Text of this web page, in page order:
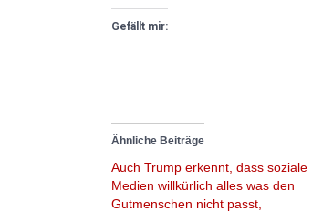
Gefällt mir:
Ähnliche Beiträge
Auch Trump erkennt, dass soziale
Medien willkürlich alles was den
Gutmenschen nicht passt,